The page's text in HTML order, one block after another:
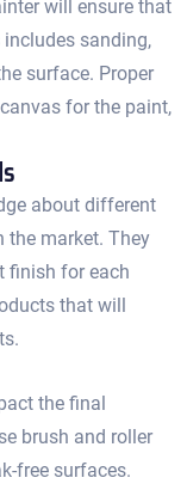
will ensure that
sanding,
surface.​ Proper
for the paint,
about different
the market. They
finish for each
that will
the final
brush and roller
free surfaces.​